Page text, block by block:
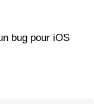
bug pour iOS